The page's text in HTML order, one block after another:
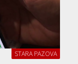
STARA PAZOVA